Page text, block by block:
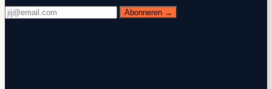
Abonneren →